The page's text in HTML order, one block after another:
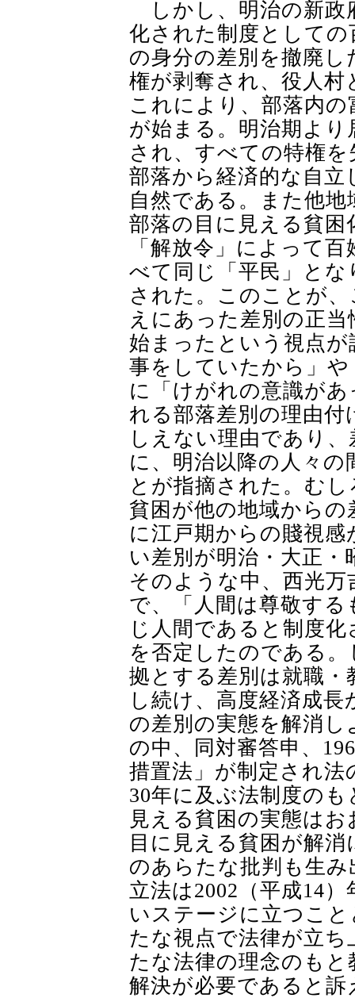
しかし、明治の新政
化された制度として
の身分の差別を撤廃
権が剥奪され、役人
これにより、部落内
が始まる。明治期より
され、すべての特権
部落から経済的な自
自然である。また他
部落の目に見える貧
「解放令」によって
べて同じ「平民」と
された。このことが
えにあった差別の正
始まったという視点
事をしていたから」
に「けがれの意識が
れる部落差別の理由
しえない理由であり
に、明治以降の人々
とが指摘された。む
貧困が他の地域から
に江戸期からの賤視
い差別が明治・大正
そのような中、西光
で、「人間は尊敬す
じ人間であると制度
を否定したのである
拠とする差別は就職・
し続け、高度経済成
の差別の実態を解消
の中、同対審答申、
措置法」が制定され
30年に及ぶ法制度の
見える貧困の実態は
目に見える貧困が解
のあらたな批判も生
立法は2002 （平成14）
いステージに立つこ
たな視点で法律が立
たな法律の理念のも
解決が必要であると訴